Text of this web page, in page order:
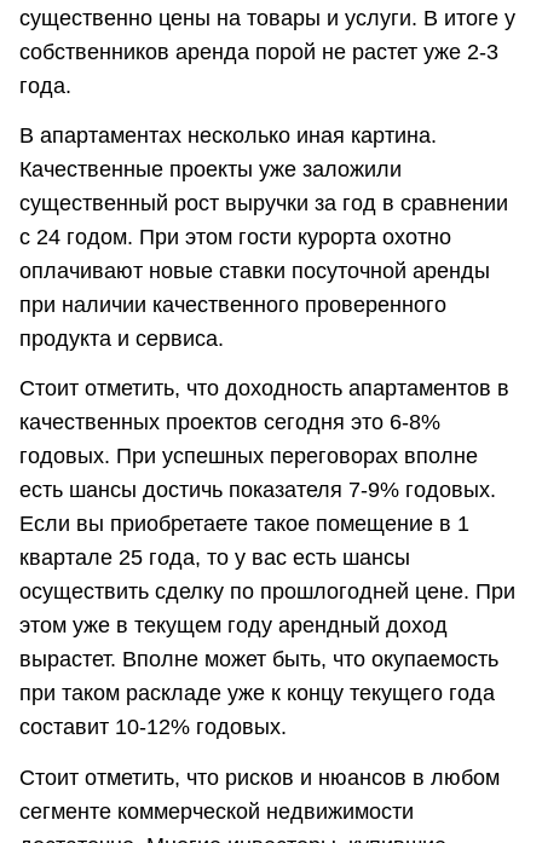
существенно цены на товары и услуги. В итоге у
собственников аренда порой не растет уже 2-3
года.
В апартаментах несколько иная картина.
Качественные проекты уже заложили
существенный рост выручки за год в сравнении
с 24 годом. При этом гости курорта охотно
оплачивают новые ставки посуточной аренды
при наличии качественного проверенного
продукта и сервиса.
Стоит отметить, что доходность апартаментов в
качественных проектов сегодня это 6-8%
годовых. При успешных переговорах вполне
есть шансы достичь показателя 7-9% годовых.
Если вы приобретаете такое помещение в 1
квартале 25 года, то у вас есть шансы
осуществить сделку по прошлогодней цене. При
этом уже в текущем году арендный доход
вырастет. Вполне может быть, что окупаемость
при таком раскладе уже к концу текущего года
составит 10-12% годовых.
Стоит отметить, что рисков и нюансов в любом
сегменте коммерческой недвижимости